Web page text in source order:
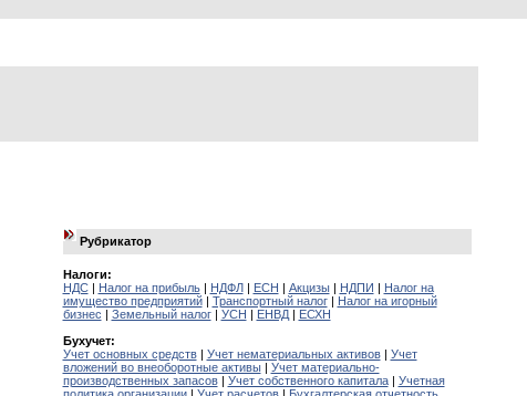
Рубрикатор
Налоги:
НДС| Налог на прибыль| НДФЛ| ЕСН | Акцизы| НДПИ | Налог на
имущество предприятий| Транспортный налог| Налог на игорный
бизнес | Земельный налог| УСН | ЕНВД| ЕСХН
Бухучет:
Учет основных средств| Учет нематериальных активов| Учет
вложений во внеоборотные активы| Учет материально-
производственных запасов| Учет собственного капитала| Учетная